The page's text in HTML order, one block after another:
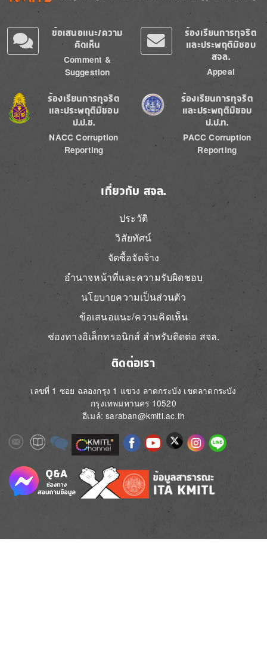
ข้อเสนอแนะ/ความ
คิดเห็น
Comment &
Suggestion
ร้องเรียนการทุจริต
และประพฤติมิชอบ
สจล.
Appeal
Image
ร้องเรียนการทุจริต
และประพฤติมิชอบ
ป.ป.ช.
NACC Corruption
Reporting
Image
ร้องเรียนการทุจริต
และประพฤติมิชอบ
ป.ป.ท.
PACC Corruption
Reporting
เกี่ยวกับ สจล.
ประวัติ
วิสัยทัศน์
จัดซื้อจัดจ้าง
อำนาจหน้าที่และความรับผิดชอบ
นโยบายความเป็นส่วนตัว
ข้อเสนอแนะ/ความคิดเห็น
ช่องทางอิเล็กทรอนิกส์ สำหรับติดต่อ สจล.
ติดต่อเรา
เลขที่ 1 ซอย ฉลองกรุง 1 แขวง ลาดกระบัง เขตลาดกระบัง
กรุงเทพมหานคร 10520
อีเมล์: saraban@kmitl.ac.th
ImageImageImage Image ImageImageImageImageImage
Image Image